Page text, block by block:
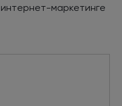
интернет-маркетинге